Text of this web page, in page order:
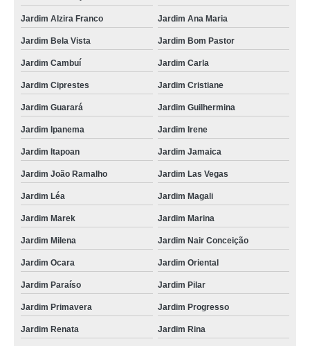
Jardim Alzira Franco Jardim Ana Maria
Jardim Bela Vista Jardim Bom Pastor
Jardim Cambuí Jardim Carla
Jardim Ciprestes Jardim Cristiane
Jardim Guarará Jardim Guilhermina
Jardim Ipanema Jardim Irene
Jardim Itapoan Jardim Jamaica
Jardim João Ramalho Jardim Las Vegas
Jardim Léa Jardim Magali
Jardim Marek Jardim Marina
Jardim Milena Jardim Nair Conceição
Jardim Ocara Jardim Oriental
Jardim Paraíso Jardim Pilar
Jardim Primavera Jardim Progresso
Jardim Renata Jardim Rina